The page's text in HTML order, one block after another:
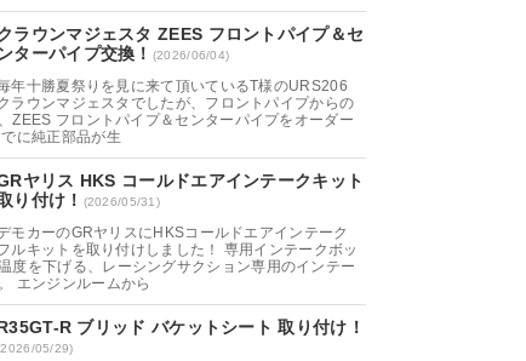
ラウンマジェスタ ZEES フロントパイプ＆セ
ンターパイプ交換！ (2026/06/04)
年十勝夏祭りを見に来て頂いているT様のURS206
ラウンマジェスタでしたが、フロントパイプからの
ZEES フロントパイプ＆センターパイプをオーダー
に純正部品が生
ヤリス HKS コールドエアインテークキット
り付け！ (2026/05/31)
モカーのGRヤリスにHKSコールドエアインテーク
ルキットを取り付けしました！ 専用インテークボッ
度を下げる、レーシングサクション専用のインテー
エンジンルームから
R ブリッド バケットシート 取り付け！
05/29)